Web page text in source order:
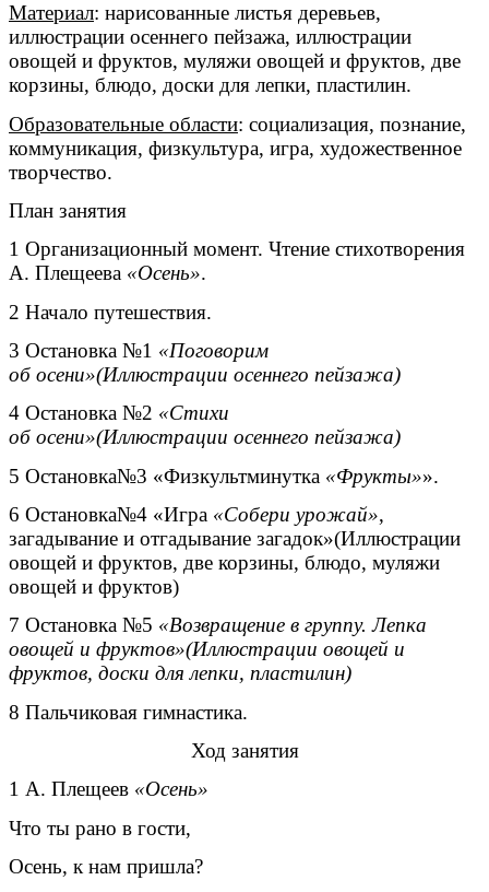
Материал: нарисованные листья деревьев,
иллюстрации осеннего пейзажа, иллюстрации
овощей и фруктов, муляжи овощей и фруктов, две
корзины, блюдо, доски для лепки, пластилин.
Образовательные области: социализация, познание,
коммуникация, физкультура, игра, художественное
творчество.
План занятия
1 Организационный момент. Чтение стихотворения
А. Плещеева «Осень».
2 Начало путешествия.
3 Остановка №1 «Поговорим
об осени»(Иллюстрации осеннего пейзажа)
4 Остановка №2 «Стихи
об осени»(Иллюстрации осеннего пейзажа)
5 Остановка№3 «Физкультминутка «Фрукты»».
6 Остановка№4 «Игра «Собери урожай»,
загадывание и отгадывание загадок»(Иллюстрации
овощей и фруктов, две корзины, блюдо, муляжи
овощей и фруктов)
7 Остановка №5 «Возвращение в группу. Лепка
овощей и фруктов»(Иллюстрации овощей и
фруктов, доски для лепки, пластилин)
8 Пальчиковая гимнастика.
Ход занятия
1 А. Плещеев «Осень»
Что ты рано в гости,
Осень, к нам пришла?